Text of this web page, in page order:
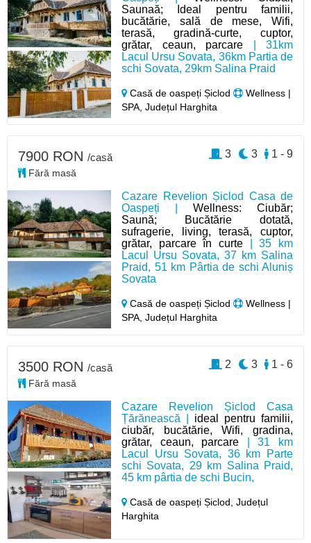
Saunaă; Ideal pentru familii,
bucătărie, sală de mese, Wifi,
terasă, gradină-curte, cuptor,
grătar, ceaun, parcare | 31km
Lacul Ursu Sovata, 36km Partia de
schi Sovata, 29km Salina Praid
Casă de oaspeți Șiclod
Wellness |
SPA, Județul Harghita
Cazare Revelion Șiclod Casa de
Oaspeți |Wellness: Ciubăr;
Saună; Bucătărie dotată,
sufragerie, living, terasă, cuptor,
grătar, parcare în curte | 35 km
Lacul Ursu Sovata, 37 km Salina
Praid, 51 km Pârtia de schi Aluniș
Sovata
Casă de oaspeți Șiclod
Wellness |
SPA, Județul Harghita
7900 RON /casă
Fără masă
1 - 9
3
3
Cazare Revelion Șiclod Casa
Țărănească | ideal pentru familii,
ciubăr, bucătărie, Wifi, gradina,
grătar, ceaun, parcare | 31 km
Lacul Ursu Sovata, 36 km Parte
schi Sovata, 29 km Salina Praid,
45 km pârtia de schi Bucin,
Casă de oaspeți Șiclod,Județul
Harghita
3500 RON /casă
Fără masă
1 - 6
3
2